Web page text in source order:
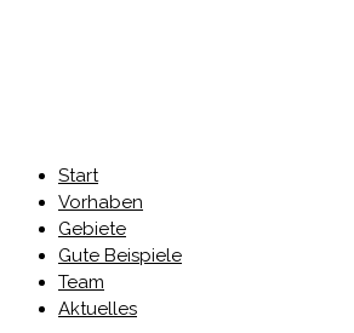
Start
Vorhaben
Gebiete
Gute Beispiele
Team
Aktuelles